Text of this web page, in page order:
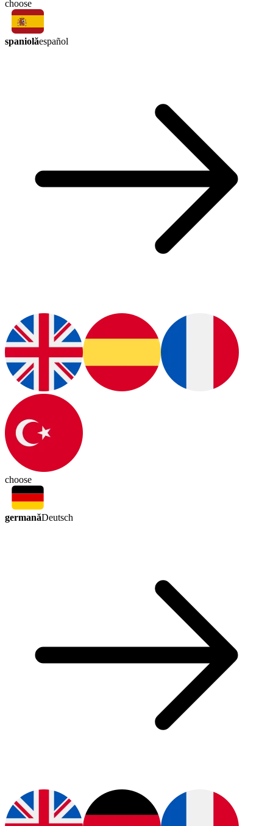
choose
spaniolăespañol
choose
germanăDeutsch